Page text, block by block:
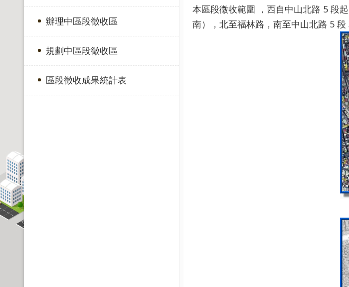
辦理中區段徵收區
規劃中區段徵收區
區段徵收成果統計表
本區段徵收範圍 ，西自中山北路 5 段
南），北至福林路，南至中山北路 5